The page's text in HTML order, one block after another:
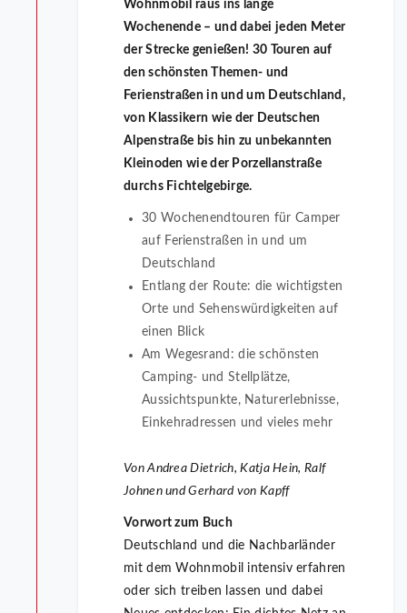
Wohnmobil raus ins lange
Wochenende – und dabei jeden Meter
der Strecke genießen! 30 Touren auf
den schönsten Themen- und
Ferienstraßen in und um Deutschland,
von Klassikern wie der Deutschen
Alpenstraße bis hin zu unbekannten
Kleinoden wie der Porzellanstraße
durchs Fichtelgebirge.
30 Wochenendtouren für Camper
auf Ferienstraßen in und um
Deutschland
Entlang der Route: die wichtigsten
Orte und Sehenswürdigkeiten auf
einen Blick
Am Wegesrand: die schönsten
Camping- und Stellplätze,
Aussichtspunkte, Naturerlebnisse,
Einkehradressen und vieles mehr
Von Andrea Dietrich, Katja Hein, Ralf
Johnen und Gerhard von Kapff
Vorwort zum Buch
Deutschland und die Nachbarländer
mit dem Wohnmobil intensiv erfahren
oder sich treiben lassen und dabei